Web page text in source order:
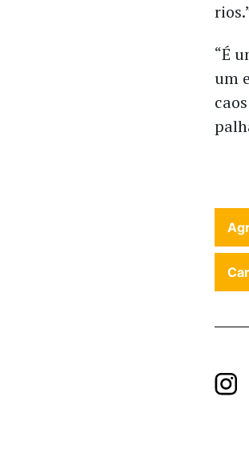
“É
um